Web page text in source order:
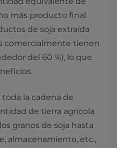
más producto final
de soja extraída
comercialmente tienen
del 60 %), lo que
la cadena de
de tierra agrícola
granos de soja hasta
almacenamiento, etc.,